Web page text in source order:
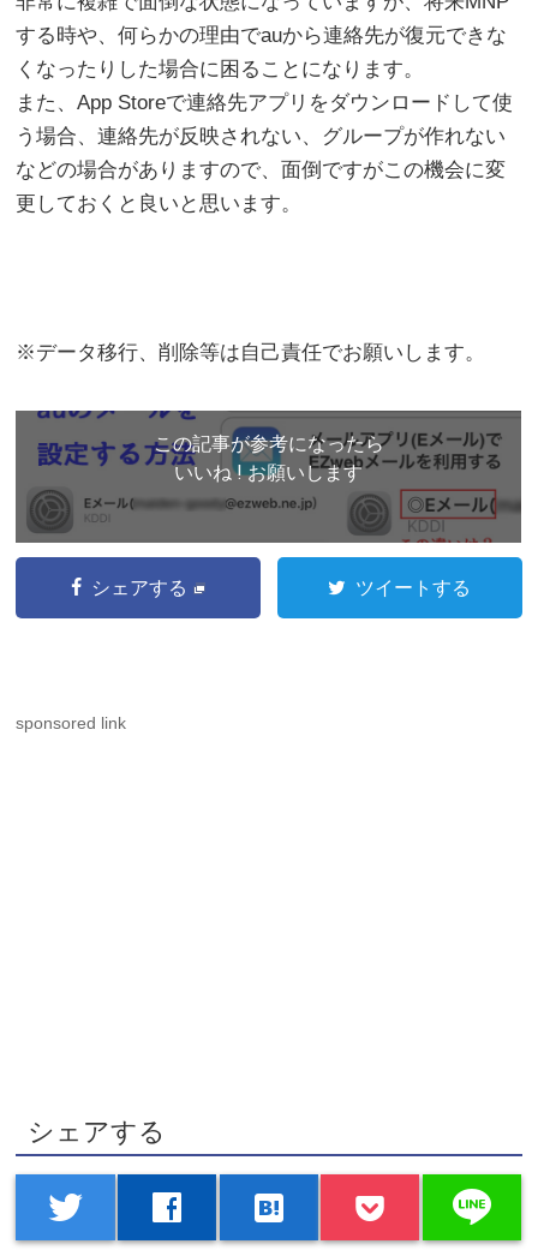
する時や、何らかの理由でauから連絡先が復元できな
くなったりした場合に困ることになります。
また、App Storeで連絡先アプリをダウンロードして使
う場合、連絡先が反映されない、グループが作れない
などの場合がありますので、面倒ですがこの機会に変
更しておくと良いと思います。
※データ移行、削除等は自己責任でお願いします。
この記事が参考になったら
いいね ! お願いします
シェアする ツイートする
sponsored link
シェアする
twitter facebook hatenabookmark line